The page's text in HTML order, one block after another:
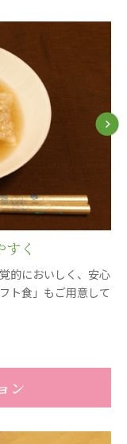
元気事業団
く
的においしく、安心
ト食」もご用意して
ン